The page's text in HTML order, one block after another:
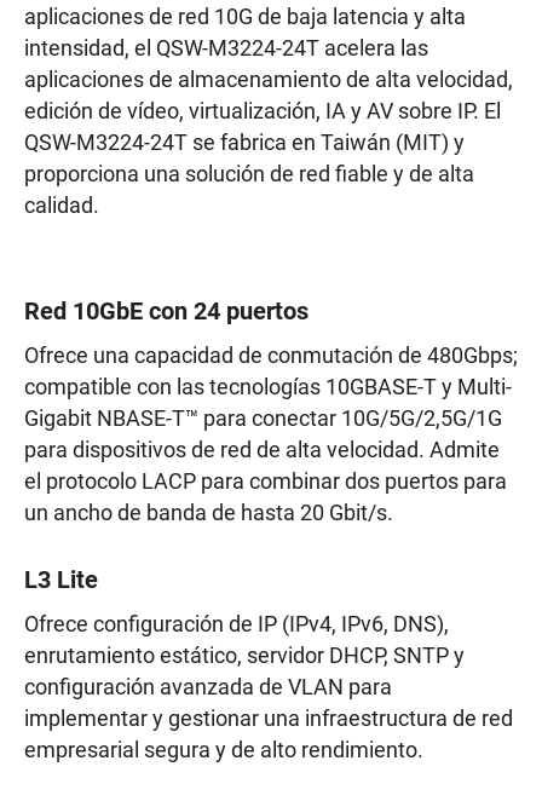
aplicaciones de red 10G de baja latencia y alta
intensidad, el QSW-M3224-24T acelera las
aplicaciones de almacenamiento de alta velocidad,
edición de vídeo, virtualización, IA y AV sobre IP. El
QSW-M3224-24T se fabrica en Taiwán (MIT) y
proporciona una solución de red fiable y de alta
calidad.
Red 10GbE con 24 puertos
Ofrece una capacidad de conmutación de 480Gbps;
compatible con las tecnologías 10GBASE-T y Multi-
Gigabit NBASE-T™ para conectar 10G/5G/2,5G/1G
para dispositivos de red de alta velocidad. Admite
el protocolo LACP para combinar dos puertos para
un ancho de banda de hasta 20 Gbit/s.
L3 Lite
Ofrece configuración de IP (IPv4, IPv6, DNS),
enrutamiento estático, servidor DHCP, SNTP y
configuración avanzada de VLAN para
implementar y gestionar una infraestructura de red
empresarial segura y de alto rendimiento.